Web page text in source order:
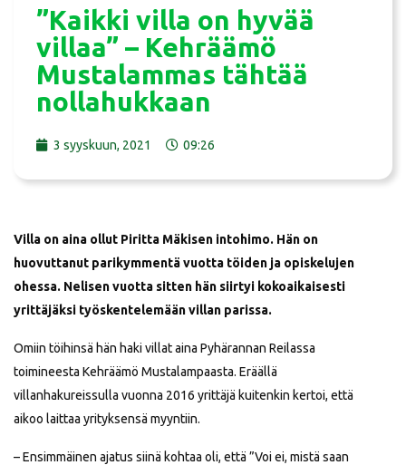
”Kaikki villa on hyvää
villaa” – Kehräämö
Mustalammas tähtää
nollahukkaan
3 syyskuun, 2021 09:26
Villa on aina ollut Piritta Mäkisen intohimo. Hän on
huovuttanut parikymmentä vuotta töiden ja opiskelujen
ohessa. Nelisen vuotta sitten hän siirtyi kokoaikaisesti
yrittäjäksi työskentelemään villan parissa.
Omiin töihinsä hän haki villat aina Pyhärannan Reilassa
toimineesta Kehräämö Mustalampaasta. Eräällä
villanhakureissulla vuonna 2016 yrittäjä kuitenkin kertoi, että
aikoo laittaa yrityksensä myyntiin.
– Ensimmäinen ajatus siinä kohtaa oli, että ”Voi ei, mistä saan